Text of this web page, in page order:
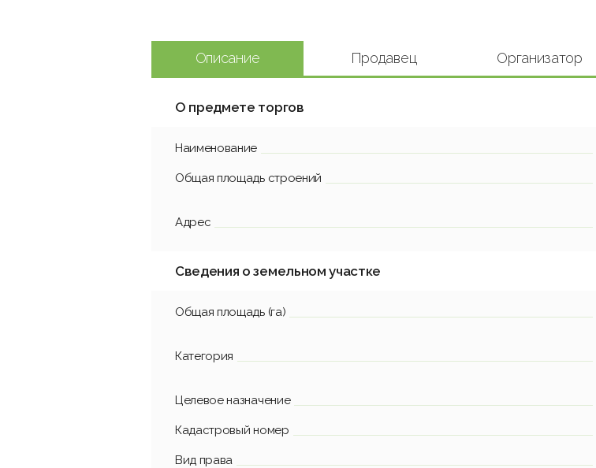
Описание Продавец Организатор
О предмете торгов
Наименование
Общая площадь строений
Адрес
Сведения о земельном участке
Общая площадь (га)
Категория
Целевое назначение
Кадастровый номер
Вид права